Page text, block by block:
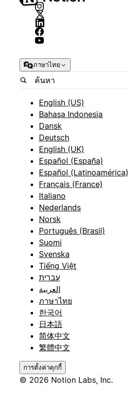
ภาษาไทย
English (US)
Bahasa Indonesia
Dansk
Deutsch
English (UK)
Español (España)
Español (Latinoamérica)
Français (France)
Italiano
Nederlands
Norsk
Português (Brasil)
Suomi
Svenska
Tiếng Việt
עברית
العربية
ภาษาไทย
한국어
日本語
简体中文
繁體中文
การตั้งค่าคุกกี้
© 2026 Notion Labs, Inc.